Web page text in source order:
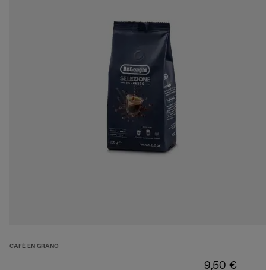
CAFÈ EN GRANO
9,50 €